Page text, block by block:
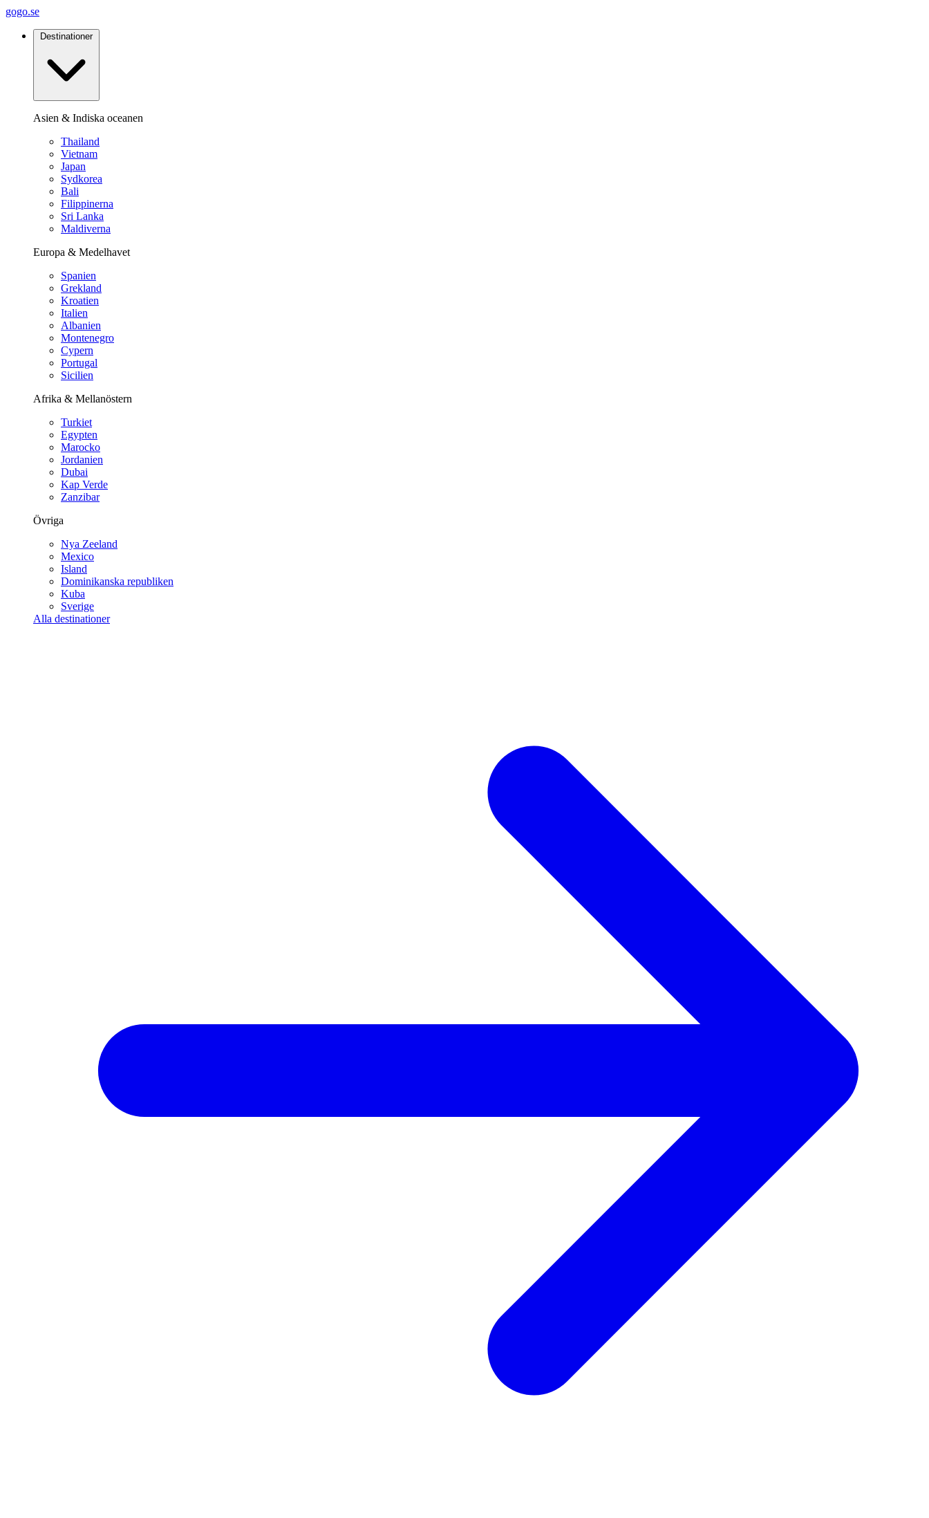
gogo.se
Destinationer
Asien & Indiska oceanen
Thailand
Vietnam
Japan
Sydkorea
Bali
Filippinerna
Sri Lanka
Maldiverna
Europa & Medelhavet
Spanien
Grekland
Kroatien
Italien
Albanien
Montenegro
Cypern
Portugal
Sicilien
Afrika & Mellanöstern
Turkiet
Egypten
Marocko
Jordanien
Dubai
Kap Verde
Zanzibar
Övriga
Nya Zeeland
Mexico
Island
Dominikanska republiken
Kuba
Sverige
Alla destinationer